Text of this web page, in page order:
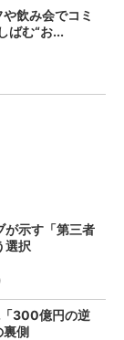
飲み会でコミ
ばむ“お...
が示す「第三者
選択
300億円の逆
裏側